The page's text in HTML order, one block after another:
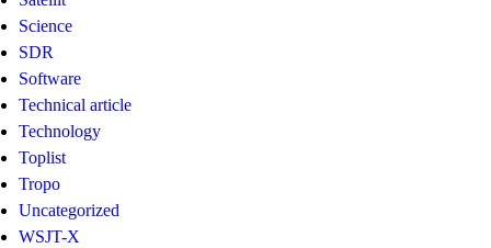
Science
SDR
Software
Technical article
Technology
Toplist
Tropo
Uncategorized
WSJT-X